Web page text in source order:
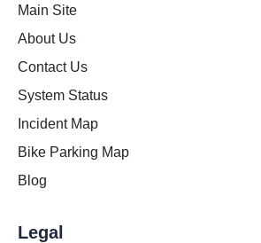
Main Site
About Us
Contact Us
System Status
Incident Map
Bike Parking Map
Blog
Legal